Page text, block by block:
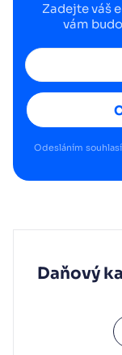
Zadejte váš
vám
Odesláním
Daňový